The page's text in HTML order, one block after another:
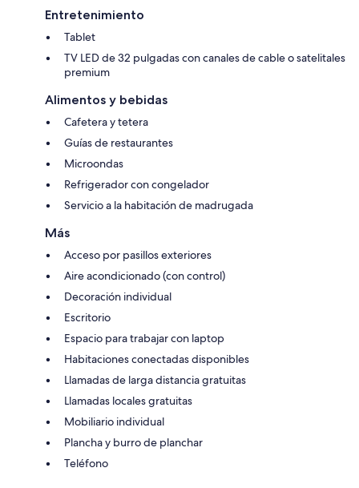
Entretenimiento
Tablet
TV LED de 32 pulgadas con canales de cable o satelitales
premium
Alimentos y bebidas
Cafetera y tetera
Guías de restaurantes
Microondas
Refrigerador con congelador
Servicio a la habitación de madrugada
Más
Acceso por pasillos exteriores
Aire acondicionado (con control)
Decoración individual
Escritorio
Espacio para trabajar con laptop
Habitaciones conectadas disponibles
Llamadas de larga distancia gratuitas
Llamadas locales gratuitas
Mobiliario individual
Plancha y burro de planchar
Teléfono